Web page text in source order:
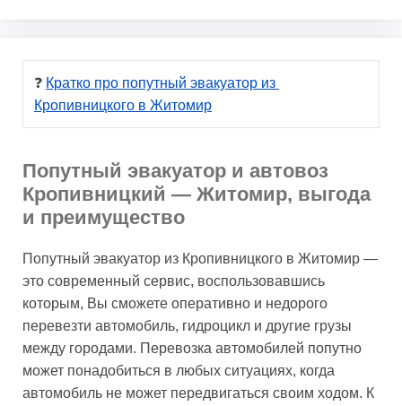
❓ Кратко про попутный эвакуатор из
Кропивницкого в Житомир
Попутный эвакуатор и автовоз
Кропивницкий — Житомир, выгода
и преимущество
Попутный эвакуатор из Кропивницкого в Житомир —
это современный сервис, воспользовавшись
которым, Вы сможете оперативно и недорого
перевезти автомобиль, гидроцикл и другие грузы
между городами. Перевозка автомобилей попутно
может понадобиться в любых ситуациях, когда
автомобиль не может передвигаться своим ходом. К